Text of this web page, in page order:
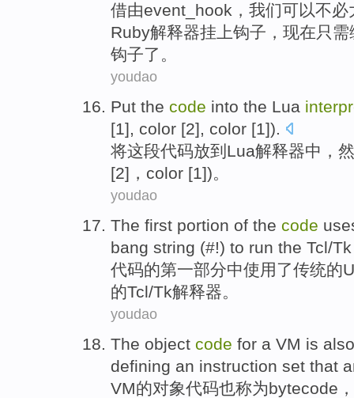
借由event_hook，我们可以不必
Ruby解释器挂上钩子 ， 现在只
钩子了 。
youdao
Put the code into the Lua
[1], color [2], color [1]).
将这段代码放到 Lua解释器中 ，
[2]，color [1])。
youdao
The first portion of the code
bang string (#!) to run the Tcl/Tk
代码的第一部分中使用了传统的
的Tcl/Tk解释器。
youdao
The object code for a VM is also
defining an instruction set that
VM的对象代码也称为bytecode ，